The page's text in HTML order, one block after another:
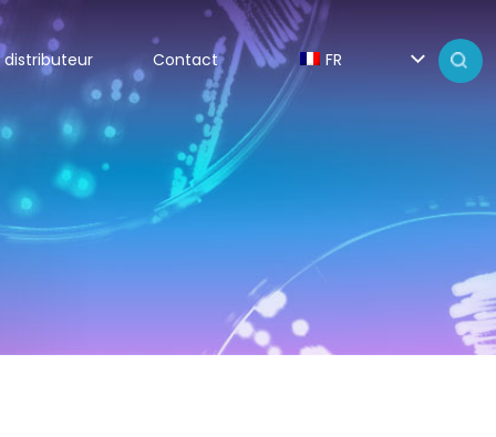
distributeur Contact FR